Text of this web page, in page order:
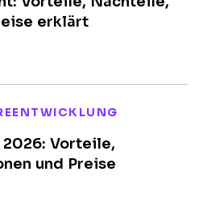
erklärt
Vorteile,
und Preise